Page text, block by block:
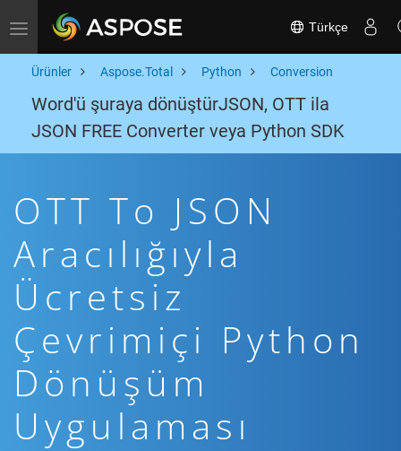
Toggle navigation Türkçe
Ürünler Aspose.Total Python Conversion
Word'ü şuraya dönüştürJSON, OTT ila
JSON FREE Converter veya Python SDK
OTT To JSON
Aracılığıyla
Ücretsiz
Çevrimiçi Python
Dönüşüm
Uygulaması